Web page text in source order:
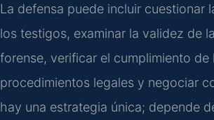
La defensa puede incluir cuestionar
los testigos, examinar la validez de
forense, verificar el cumplimiento de
procedimientos legales y negociar
hay una estrategia única; depende